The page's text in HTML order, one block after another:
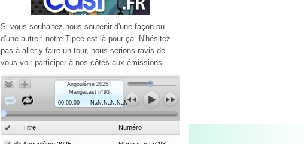
Si vous souhaitez nous soutenir d'une façon ou
d'une autre : notre Tipee est là pour ça. N'hésitez
pas à aller y faire un tour, nous serions ravis de
vous voir participer à nos côtés aux émissions.
Angoulême 2025 !
Mangacast n°93
00:00:00
NaN:NaN:NaN
Titre Numéro